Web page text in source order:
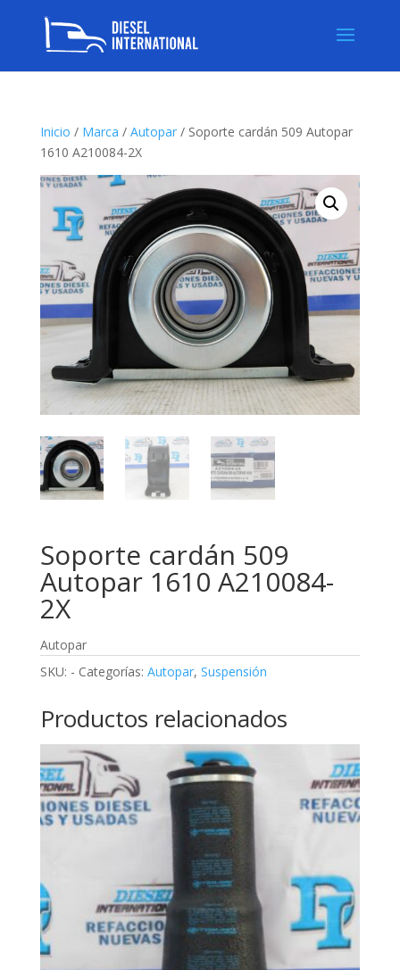
Inicio / Marca / Autopar/ Soporte cardán 509 Autopar
1610 A210084-2X
Soporte cardán 509
Autopar 1610 A210084-
2X
Autopar
SKU: - Categorías: Autopar, Suspensión
Productos relacionados